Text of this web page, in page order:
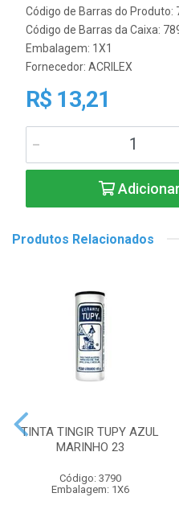
Código de Barras do Produto:
Código de Barras da Caixa:
Embalagem: 1X1
Fornecedor: ACRILEX
R$ 13,21
Produtos Relacionados
TINTA TINGIR TUPY AZUL
MARINHO 23
Código: 3790
Embalagem: 1X6